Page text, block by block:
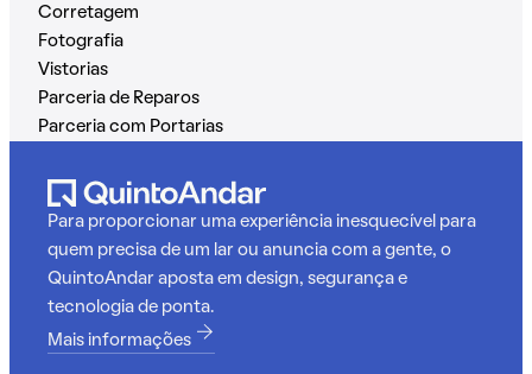
Corretagem
Fotografia
Vistorias
Parceria de Reparos
Parceria com Portarias
Para proporcionar uma experiência inesquecível para
quem precisa de um lar ou anuncia com a gente, o
QuintoAndar aposta em design, segurança e
tecnologia de ponta.
Mais informações